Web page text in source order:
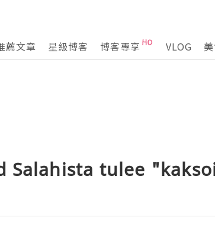
薦文章 星級博客 博客專享 VLOG
Salahista tulee